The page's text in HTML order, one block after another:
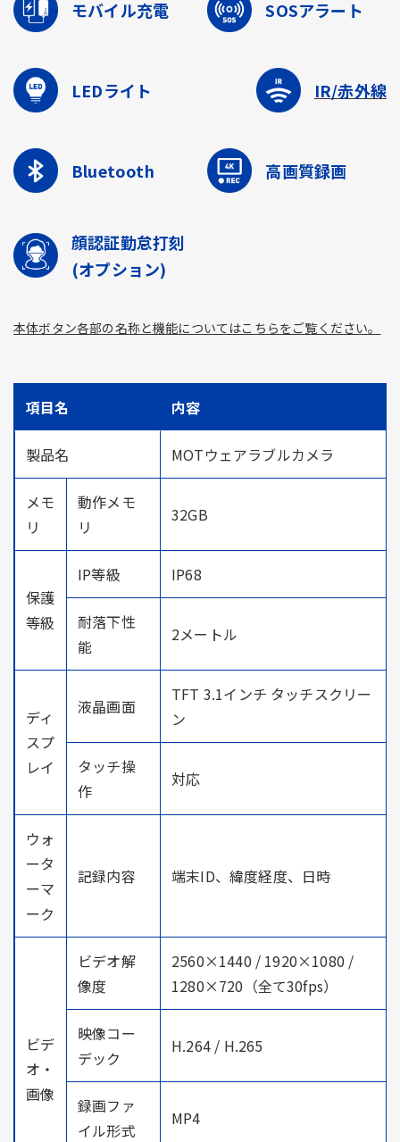
モバイル充電 SOSアラート
LEDライト IR/赤外線
Bluetooth 高画質録画
顔認証勤怠打刻
(オプション)
本体ボタン各部の名称と機能についてはこちらをご覧ください。
項目名 内容
製品名 MOTウェアラブルカメラ
メモ
リ
動作メモ
リ
32GB
保護
等級
IP等級 IP68
耐落下性
能
2メートル
ディ
スプ
レイ
液晶画面
TFT 3.1インチ タッチスクリー
ン
タッチ操
作
対応
ウォ
ータ
ーマ
ーク
記録内容 端末ID、緯度経度、日時
ビデ
オ・
画像
ビデオ解
像度
2560×1440 / 1920×1080 /
1280×720（全て30fps）
映像コー
デック
H.264 / H.265
録画ファ
イル形式
MP4